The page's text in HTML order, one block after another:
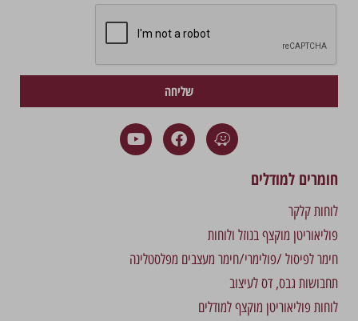
שליחה
חומרים למודלים
לוחות קלקר
פוליאוריטן מוקצף בנוזל ולוחות
חימר לפיסול /פולימרי/חימר מעצבים מפלסטלינה
תחבושות גבס, דס לעיצוב
לוחות פוליאוריטן מוקצף למודלים